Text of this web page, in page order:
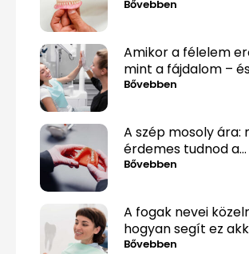
közérthetően, tabuk
Bővebben
Amikor a félelem
mint a fájdalom –
lehet mégis túllépni
Bővebben
A szép mosoly ára:
érdemes tudnod a
fogpótlásról, mielőtt
Bővebben
A fogak nevei
hogyan segít ez
csak „valami fáj
Bővebben